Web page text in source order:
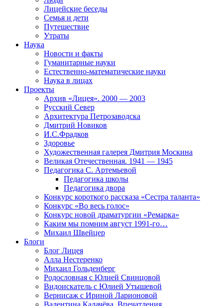
Лицейские беседы
Семья и дети
Путешествие
Утраты
Наука
Новости и факты
Гуманитарные науки
Естественно-математические науки
Наука в лицах
Проекты
Архив «Лицея». 2000 — 2003
Русский Север
Архитектура Петрозаводска
Дмитрий Новиков
И.С.Фрадков
Здоровье
Художественная галерея Дмитрия Москина
Великая Отечественная. 1941 — 1945
Педагогика С. Артемьевой
Педагогика школы
Педагогика двора
Конкурс короткого рассказа «Сестра таланта»
Конкурс «Во весь голос»
Конкурс новой драматургии «Ремарка»
Каким мы помним август 1991-го…
Михаил Швейцер
Блоги
Блог Лицея
Алла Нестеренко
Михаил Гольденберг
Родословная с Юлией Свинцовой
Видоискатель с Юлией Утышевой
Вернисаж с Ириной Ларионовой